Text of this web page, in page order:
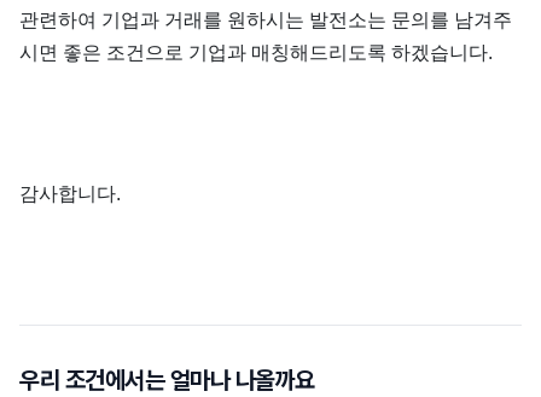
관련하여 기업과 거래를 원하시는 발전소는 문의를 남겨주
시면 좋은 조건으로 기업과 매칭해드리도록 하겠습니다.
감사합니다.
우리 조건에서는 얼마나 나올까요